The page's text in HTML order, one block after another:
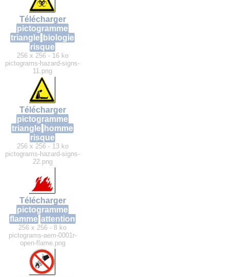
Télécharger
pictogramme
triangle biologie
risque
256 x 256 - 16 ko
pictograms-hazard-signs-
11.png
Télécharger
pictogramme
triangle homme
risque
256 x 256 - 13 ko
pictograms-hazard-signs-
22.png
Télécharger
pictogramme
flamme attention
256 x 256 - 8 ko
pictograms-aem-0001r-
open-flame.png